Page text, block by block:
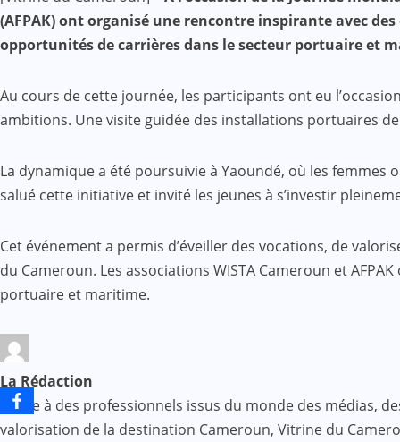
Mail
(AFPAK) ont organisé une rencontre inspirante avec
opportunités de carrières dans le secteur portuaire et
Au cours de cette journée, les participants ont eu
ambitions. Une visite guidée des installations portuaires
La dynamique a été poursuivie à Yaoundé, où les
salué cette initiative et invité les jeunes à s’investir
Cet événement a permis d’éveiller des vocations, de
du Cameroun. Les associations WISTA Cameroun et
portuaire et maritime.
La Rédaction
Grâce à des professionnels issus du monde des
valorisation de la destination Cameroun, Vitrine du